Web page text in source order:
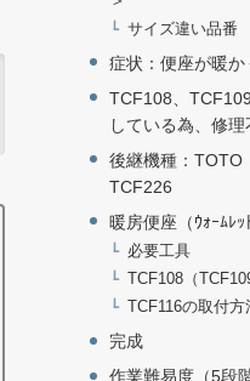
サイズ違い品番
症状：便座が暖か
TCF108、
している為、修理
後継機種：
TCF226
暖房便座（ｳｫｰﾑﾚ
必要工具
TCF108（
TCF116の取付方
完成
作業難易度（5段階